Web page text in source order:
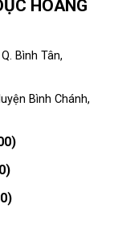
HOÀNG
Bình Tân,
Bình Chánh,